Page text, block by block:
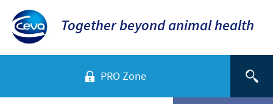
Together beyond animal health
PRO Zone